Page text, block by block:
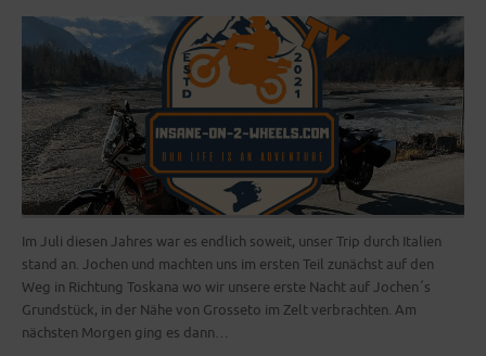
Im Juli diesen Jahres war es endlich soweit, unser Trip durch Italien
stand an. Jochen und machten uns im ersten Teil zunächst auf den
Weg in Richtung Toskana wo wir unsere erste Nacht auf Jochen´s
Grundstück, in der Nähe von Grosseto im Zelt verbrachten. Am
nächsten Morgen ging es dann…